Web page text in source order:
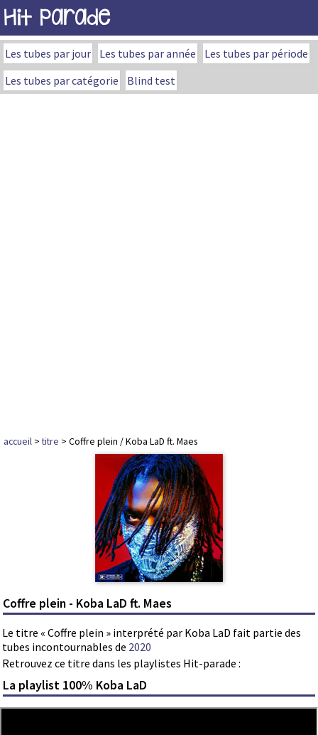
Hit Parade
Les tubes par jour Les tubes par année
Les tubes par période
Les tubes par catégorie
Blind test
accueil >titre > Coffre plein / Koba LaD ft. Maes
Coffre plein - Koba LaD ft. Maes
Le titre « Coffre plein » interprété par Koba LaD fait partie des
tubes incontournables de 2020
Retrouvez ce titre dans les playlistes Hit-parade :
La playlist 100% Koba LaD